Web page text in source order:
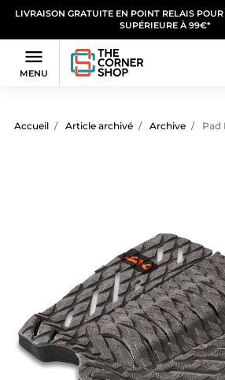
LIVRAISON GRATUITE EN POINT RELAIS
SUPÉRIEURE À 99€*

MENU
Accueil Article archivé Archive Pad